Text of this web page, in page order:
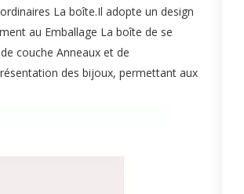
La boîte.Il adopte un design
au Emballage La boîte de se
couche Anneaux et de
des bijoux, permettant aux